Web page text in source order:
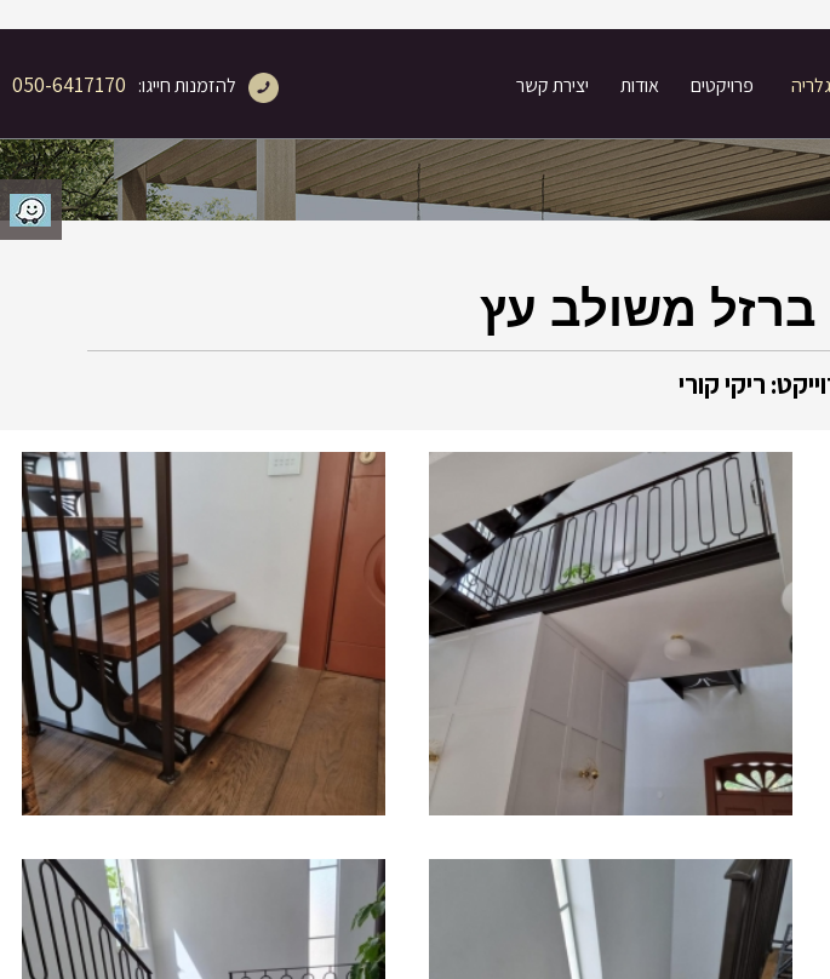
גלריה פרויקטים אודות יצירת קשר להזמנות חייגו: 050-6417170
משולב עץ
ריקי קורי